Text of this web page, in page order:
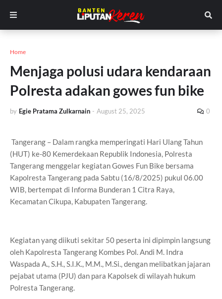
Home
Menjaga polusi udara kendaraan
Polresta adakan gowes fun bike
by Egie Pratama Zulkarnain - August 25, 2025 0
Tangerang – Dalam rangka memperingati Hari Ulang Tahun
(HUT) ke-80 Kemerdekaan Republik Indonesia, Polresta
Tangerang menggelar kegiatan Gowes Fun Bike bersama
Kapolresta Tangerang pada Sabtu (16/8/2025) pukul 06.00
WIB, bertempat di Informa Bunderan 1 Citra Raya,
Kecamatan Cikupa, Kabupaten Tangerang.
Kegiatan yang diikuti sekitar 50 peserta ini dipimpin langsung
oleh Kapolresta Tangerang Kombes Pol. Andi M. Indra
Waspada A., S.H., S.I.K., M.M., M.Si., dengan melibatkan jajaran
pejabat utama (PJU) dan para Kapolsek di wilayah hukum
Polresta Tangerang.